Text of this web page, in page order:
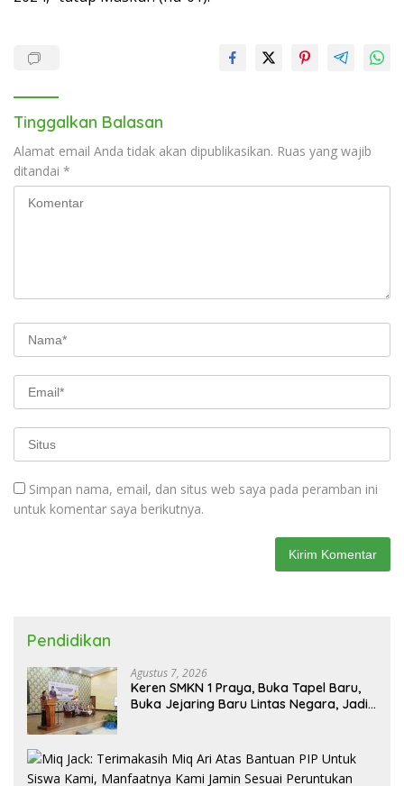
Tinggalkan Balasan
Alamat email Anda tidak akan dipublikasikan. Ruas yang wajib
ditandai *
Simpan nama, email, dan situs web saya pada peramban ini
untuk komentar saya berikutnya.
Pendidikan
Agustus 7, 2026
Keren SMKN 1 Praya, Buka Tapel Baru,
Buka Jejaring Baru Lintas Negara, Jadi